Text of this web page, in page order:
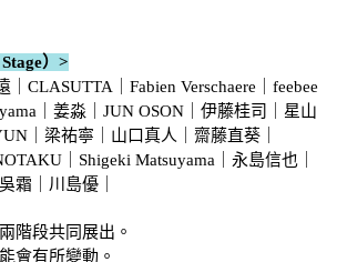
）>
CLASUTTA｜Fabien Verschaere｜feebee
｜姜淼｜JUN OSON｜伊藤桂司｜星山
｜梁祐寧｜山口真人｜齋藤直葵｜
｜Shigeki Matsuyama｜永島信也｜
霜｜川島優｜
階段共同展出。
會有所變動。